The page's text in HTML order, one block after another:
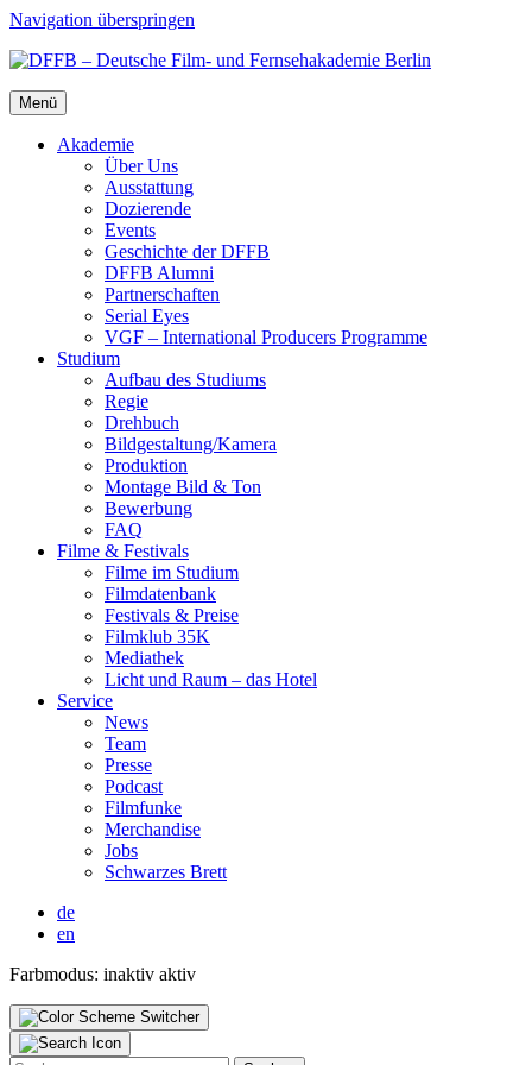
Navigation überspringen
Menü
Aka­de­mie
Über Uns
Aus­stat­tung
Dozie­ren­de
Events
Geschich­te der DFFB
DFFB Alum­ni
Part­ner­schaf­ten
Seri­al Eyes
VGF – Inter­na­tio­nal Pro­du­cers Pro­gram­me
Stu­di­um
Auf­bau des Stu­di­ums
Regie
Dreh­buch
Bildgestaltung/​​Kamera
Pro­duk­ti­on
Mon­ta­ge Bild & Ton
Bewer­bung
FAQ
Fil­me & Fes­ti­vals
Fil­me im Stu­di­um
Film­da­ten­bank
Fes­ti­vals & Prei­se
Film­klub 35K
Media­thek
Licht und Raum – das Hotel
Ser­vice
News
Team
Pres­se
Pod­cast
Film­fun­ke
Mer­chan­di­se
Jobs
Schwar­zes Brett
de
en
Farbmodus: inaktiv aktiv